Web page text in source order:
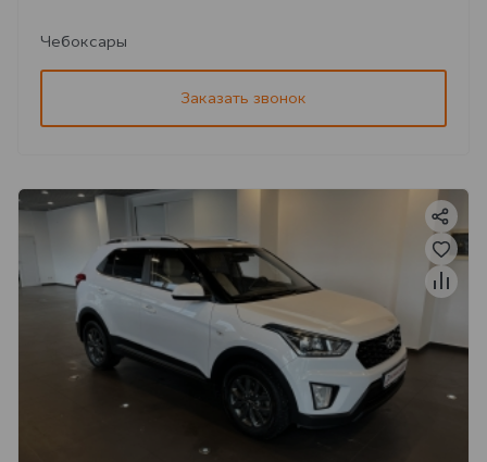
Чебоксары
Заказать звонок